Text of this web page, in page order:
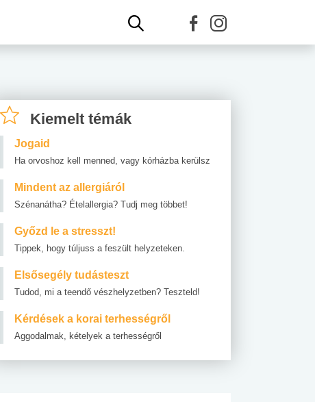
Kiemelt témák
Jogaid
Ha orvoshoz kell menned, vagy kórházba kerülsz
Mindent az allergiáról
Szénanátha? Ételallergia? Tudj meg többet!
Győzd le a stresszt!
Tippek, hogy túljuss a feszült helyzeteken.
Elsősegély tudásteszt
Tudod, mi a teendő vészhelyzetben? Teszteld!
Kérdések a korai terhességről
Aggodalmak, kételyek a terhességről